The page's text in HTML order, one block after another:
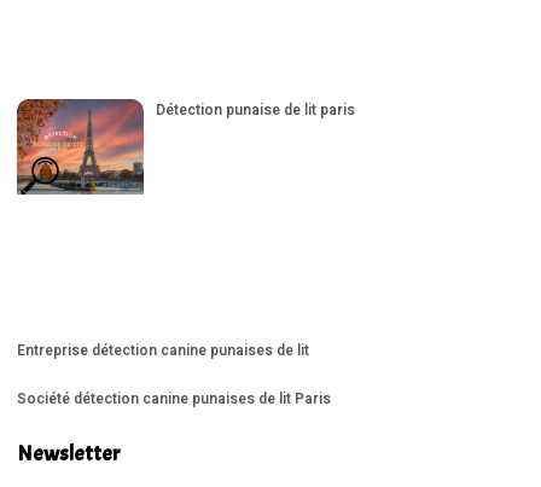
Détection punaise de lit paris
Entreprise détection canine punaises de lit
Société détection canine punaises de lit Paris
Newsletter